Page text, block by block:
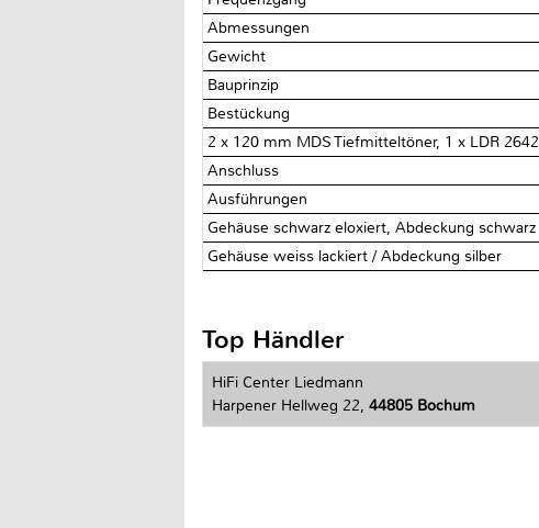
Abmessungen
Gewicht
Bauprinzip
Bestückung
2 x 120 mm MDS Tiefmitteltöner, 1 x LDR
Anschluss
Ausführungen
Gehäuse schwarz eloxiert, Abdeckung schwarz
Gehäuse weiss lackiert / Abdeckung silber
Top Händler
HiFi Center Liedmann
Harpener Hellweg 22, 44805 Bochum